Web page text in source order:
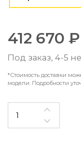
Контемпорари
Мебель
По типу
Столы и столики
Комоды и тумбы
Полки и стеллажи
412 670 ₽
Под заказ, 4-5
*Стоимость доставки
модели. Подробности